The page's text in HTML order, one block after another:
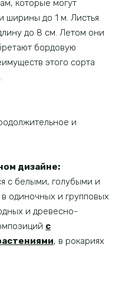
которые могут
ширины до 1 м. Листья
до 8 см. Летом они
бордовую
этого сорта
и
дизайне:
с белыми, голубыми и
одиночных и групповых
и древесно-
с
, в рокариях